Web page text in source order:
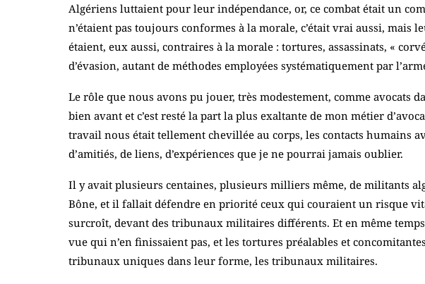
Algériens luttaient pour leur indépendance, or, ce combat était un
n’étaient pas toujours conformes à la morale, c’était vrai aussi, mais
étaient, eux aussi, contraires à la morale : tortures, assassinats, «
d’évasion, autant de méthodes employées systématiquement par
Le rôle que nous avons pu jouer, très modestement, comme avocats
bien avant et c’est resté la part la plus exaltante de mon métier
travail nous était tellement chevillée au corps, les contacts humains
d’amitiés, de liens, d’expériences que je ne pourrai jamais oublier.
Il y avait plusieurs centaines, plusieurs milliers même, de militants
Bône, et il fallait défendre en priorité ceux qui couraient un risque
surcroît, devant des tribunaux militaires différents. Et en même
vue qui n’en finissaient pas, et les tortures préalables et
tribunaux uniques dans leur forme, les tribunaux militaires.